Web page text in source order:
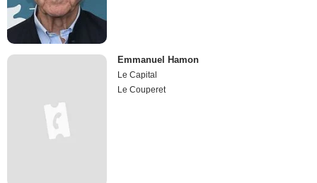
Emmanuel Hamon
Le Capital
Le Couperet